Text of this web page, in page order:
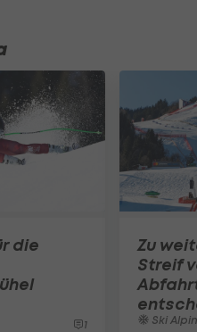
die
1
Zu
Streif
Ski Alpin